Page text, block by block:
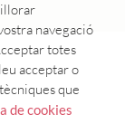
navegació
totes
acceptar o
que
de cookies